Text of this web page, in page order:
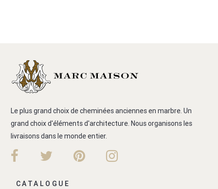
Le plus grand choix de cheminées anciennes en marbre. Un
grand choix d'éléments d'architecture. Nous organisons les
livraisons dans le monde entier.
CATALOGUE